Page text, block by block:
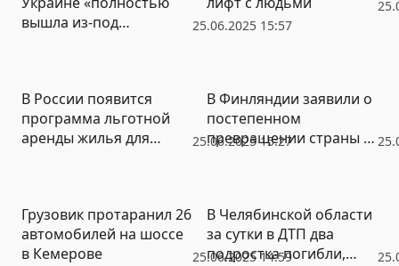
25.06.2025 15:57
вышла из-под
25.06.2025 15:27
В России появится
программа льготной
аренды жилья для
В Финляндии заявили о
постепенном
превращении страны в
25.06.2025 14:59
Грузовик протаранил 26
автомобилей на шоссе
в Кемерове
В Челябинской области
за сутки в ДТП два
подростка погибли,